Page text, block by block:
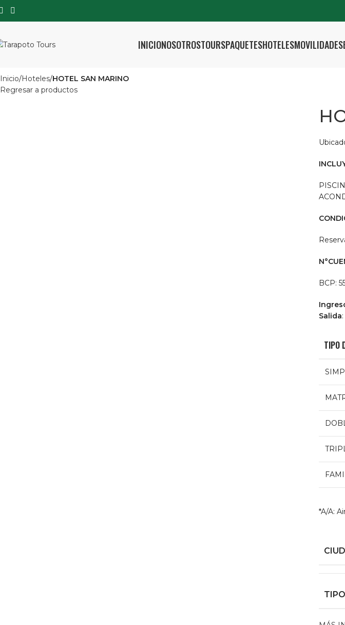
INICIONOSOTROSTOURSPAQUETESHOTELESMOVILIDADES
Inicio Hoteles HOTEL SAN MARINO
Regresar a productos
BCP:
Salida
TIPO
*A/A:
TIPO